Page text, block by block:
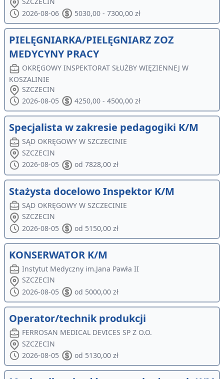
2026-08-06
5030,00 - 7300,00 zł
PIELĘGNIARKA/PIELĘGNIARZ ZOZ
MEDYCYNY PRACY
OKRĘGOWY INSPEKTORAT SŁUŻBY WIĘZIENNEJ W
KOSZALINIE
SZCZECIN
2026-08-05
4250,00 - 4500,00 zł
Specjalista w zakresie pedagogiki K/M
SĄD OKRĘGOWY W SZCZECINIE
SZCZECIN
2026-08-05
od 7828,00 zł
Stażysta docelowo Inspektor K/M
SĄD OKRĘGOWY W SZCZECINIE
SZCZECIN
2026-08-05
od 5150,00 zł
KONSERWATOR K/M
Instytut Medyczny im.Jana Pawła II
SZCZECIN
2026-08-05
od 5000,00 zł
Operator/technik produkcji
FERROSAN MEDICAL DEVICES SP Z O.O.
SZCZECIN
2026-08-05
od 5130,00 zł